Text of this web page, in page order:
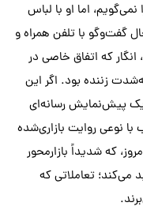
اما او با لباس‌
گفت‌وگو با تلفن همراه و
که اتفاق خاصی در
زننده بود. اگر این
پیش‌نمایش رسانه‌ای
نوعی روایت بازاری‌شده
که شدیداً بازارمحور
می‌کند؛ تعاملاتی که